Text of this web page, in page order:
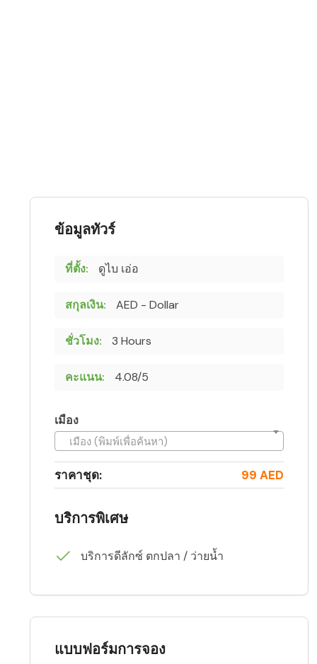
ข้อมูลทัวร์
ที่ตั้ง: ดูไบ เอ่อ
สกุลเงิน: AED - Dollar
ชั่วโมง: 3 Hours
คะแนน: 4.08/5
เมือง
เมือง (พิมพ์เพื่อค้นหา)
ราคาชุด: 99 AED
บริการพิเศษ
บริการดีลักซ์ ตกปลา / ว่ายน้ำ
แบบฟอร์มการจอง